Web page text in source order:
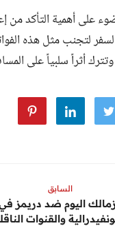
على أهمية التأكد من
لتجنب مثل هذه
أثراً سلبياً على
السابق
اليوم ضد دريمز
والقنوات